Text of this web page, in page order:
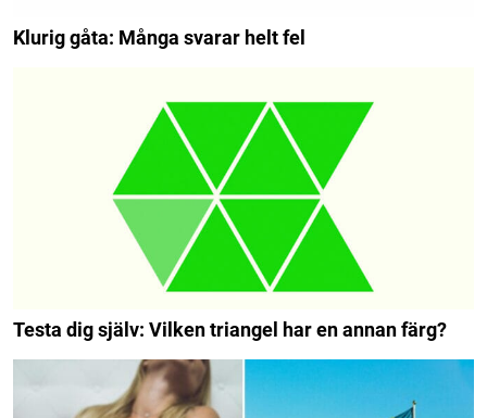
Klurig gåta: Många svarar helt fel
Testa dig själv: Vilken triangel har en annan färg?